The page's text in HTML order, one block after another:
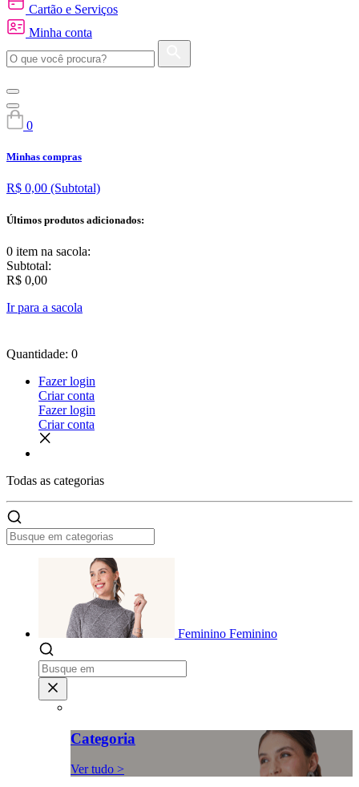
Cartão e Serviços
Minha conta
0
Minhas compras
R$ 0,00 (Subtotal)
Últimos produtos adicionados:
0 item na sacola:
Subtotal:
R$ 0,00
Ir para a sacola
Quantidade: 0
Fazer login
Criar conta
Fazer login
Criar conta
Todas as categorias
Feminino Feminino
Categoria
Ver tudo >